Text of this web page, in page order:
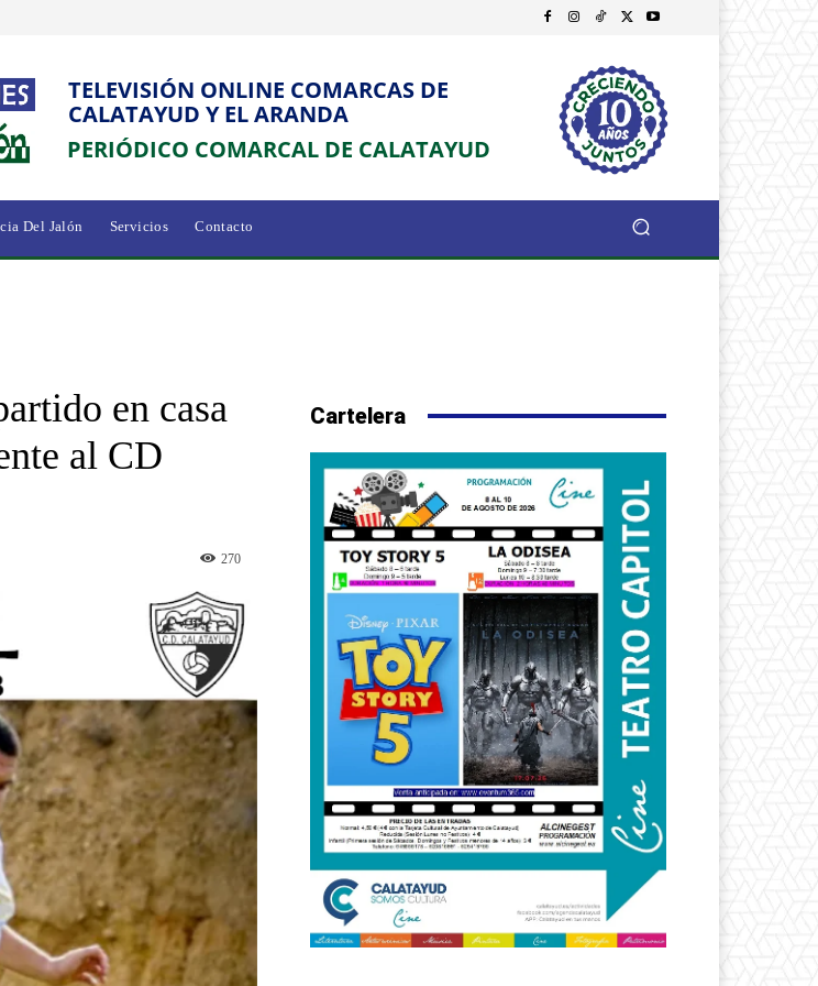
TELEVISIÓN ONLINE COMARCAS DE
CALATAYUD Y EL ARANDA
PERIÓDICO COMARCAL DE CALATAYUD
Del Jalón Servicios Contacto
en casa
al CD
270
Cartelera